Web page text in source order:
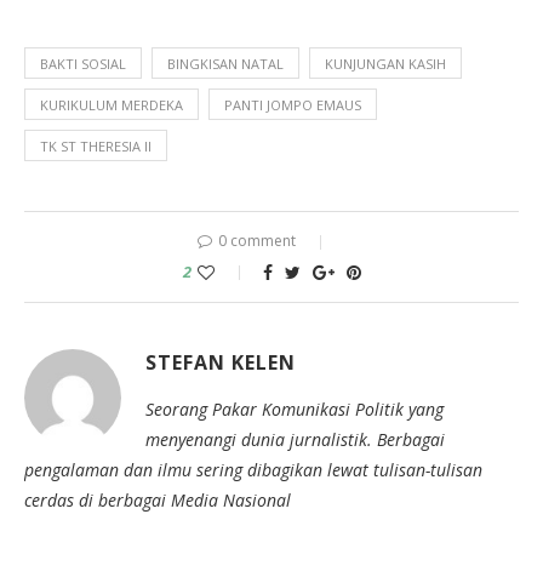
BAKTI SOSIAL BINGKISAN NATAL KUNJUNGAN KASIH
KURIKULUM MERDEKA PANTI JOMPO EMAUS
TK ST THERESIA II
0 comment
2
STEFAN KELEN
Seorang Pakar Komunikasi Politik yang
menyenangi dunia jurnalistik. Berbagai
pengalaman dan ilmu sering dibagikan lewat tulisan-tulisan
cerdas di berbagai Media Nasional